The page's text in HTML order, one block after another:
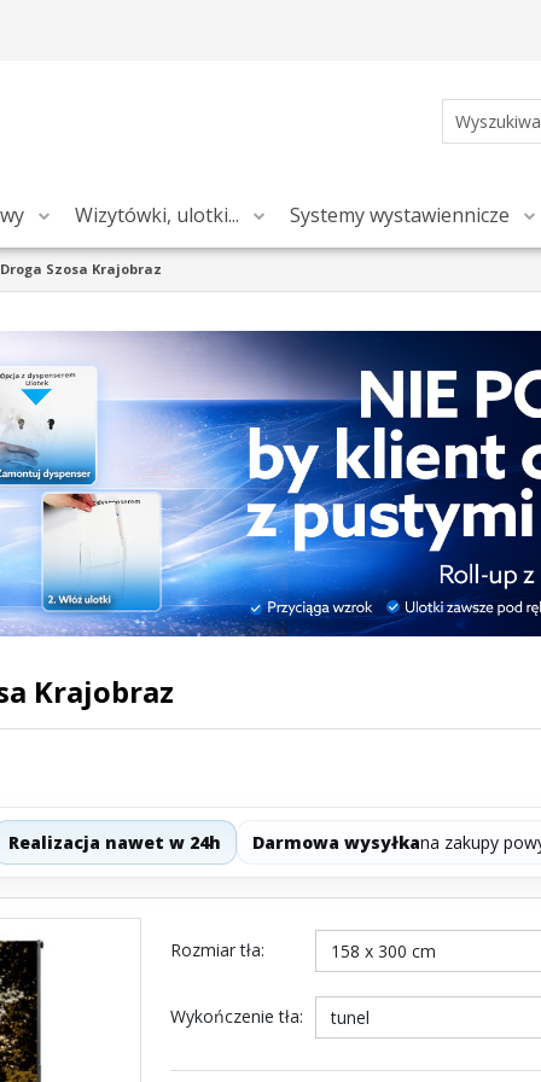
Wizytówki, ulotki... Systemy wystawiennicze
Szosa Krajobraz
Krajobraz
nawet w 24h Darmowa wysyłkana zakupy powyżej
Rozmiar tła:
Wykończenie tła: